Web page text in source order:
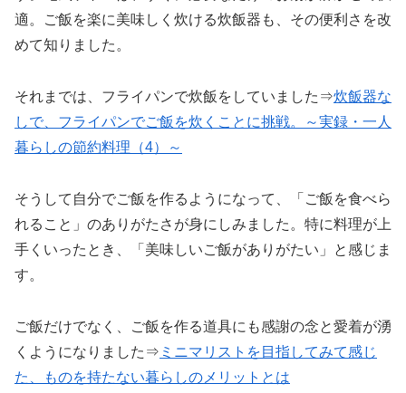
適。ご飯を楽に美味しく炊ける炊飯器も、その便利さを改
めて知りました。
それまでは、フライパンで炊飯をしていました⇒炊飯器な
しで、フライパンでご飯を炊くことに挑戦。～実録・一人
暮らしの節約料理（4）～
そうして自分でご飯を作るようになって、「ご飯を食べら
れること」のありがたさが身にしみました。特に料理が上
手くいったとき、「美味しいご飯がありがたい」と感じま
す。
ご飯だけでなく、ご飯を作る道具にも感謝の念と愛着が湧
くようになりました⇒ ミニマリストを目指してみて感じ
た、ものを持たない暮らしのメリットとは